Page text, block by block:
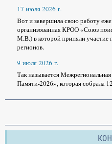
17 июля 2026 г.
Вот и завершила свою работу
организованная КРОО «Союз
М.В.) в которой приняли участие
регионов.
9 июля 2026 г.
Так называется
Памяти-2026», которая собрала